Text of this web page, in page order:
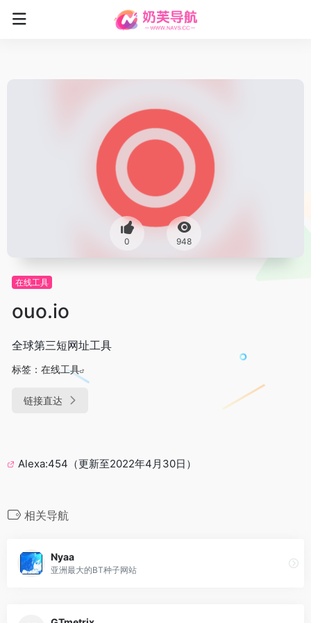
0 948
在线工具
ouo.io
全球第三短网址工具
标签： 在线工具
链接直达
Alexa:454（更新至2022年4月30日）
相关导航
Nyaa
亚洲最大的BT种子网站